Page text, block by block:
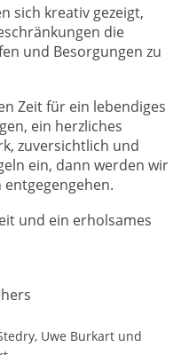
sich kreativ gezeigt,
die
und Besorgungen zu
Zeit für ein lebendiges
ein herzliches
zuversichtlich und
ein, dann werden wir
und ein erholsames
Uwe Burkart und